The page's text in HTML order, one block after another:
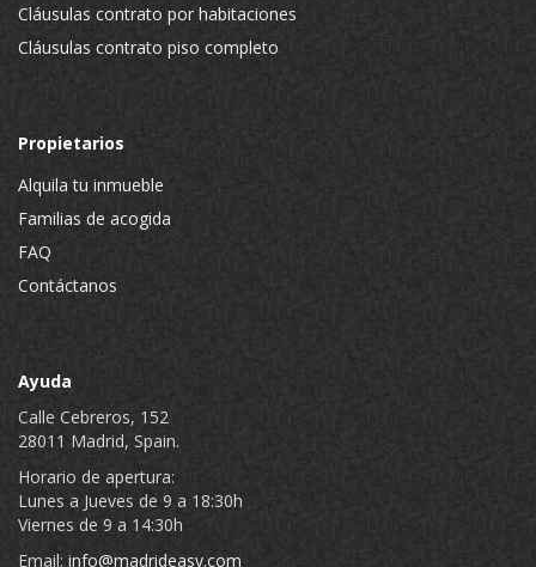
Cláusulas contrato por habitaciones
Cláusulas contrato piso completo
Propietarios
Alquila tu inmueble
Familias de acogida
FAQ
Contáctanos
Ayuda
Calle Cebreros, 152
28011 Madrid, Spain.
Horario de apertura:
Lunes a Jueves de 9 a 18:30h
Viernes de 9 a 14:30h
Email: info@madrideasy.com